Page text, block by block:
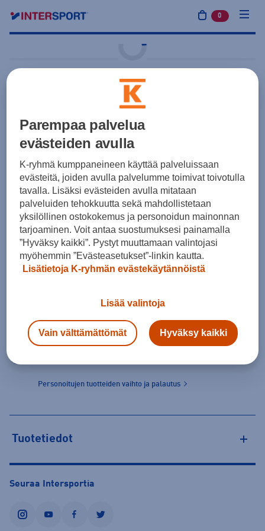
0 tuotetta
Tiro Du L Bc
46,50 € Musta
Seuralogo ARVO
Tuotteen hinta ennen painatuksia 43,00 €
Yksilötilaus Joukkuetilaus
Koot
46,50 €Valitse ensin koko
Personoitujen tuotteiden vaihto ja palautus
Tuotetiedot
Seuraa Intersportia
instagramyoutubefacebooktwitter
Parempaa palvelua
evästeiden avulla
K-ryhmä kumppaneineen käyttää palveluissaan
evästeitä, joiden avulla palvelumme toimivat toivotulla
tavalla. Lisäksi evästeiden avulla mitataan
palveluiden tehokkuutta sekä mahdollistetaan
yksilöllinen ostokokemus ja personoidun mainonnan
tarjoaminen. Voit antaa suostumuksesi painamalla
”Hyväksy kaikki”. Pystyt muuttamaan valintojasi
myöhemmin ”Evästeasetukset”-linkin kautta.
Lisätietoja K-ryhmän evästekäytännöistä
Lisää valintoja
Vain välttämättömät Hyväksy kaikki